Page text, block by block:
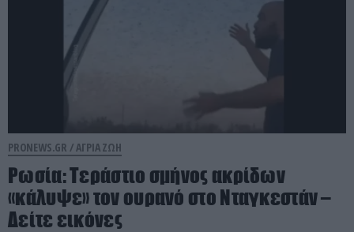
PRONEWS.GR / ΑΓΡΙΑ ΖΩΗ
Ρωσία: Τεράστιο σμήνος ακρίδων
«κάλυψε» τον ουρανό στο Νταγκεστάν –
Δείτε εικόνες